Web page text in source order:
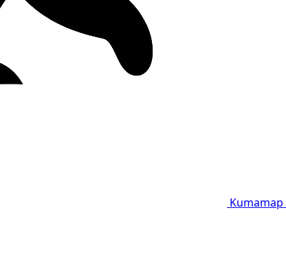
Kumamap